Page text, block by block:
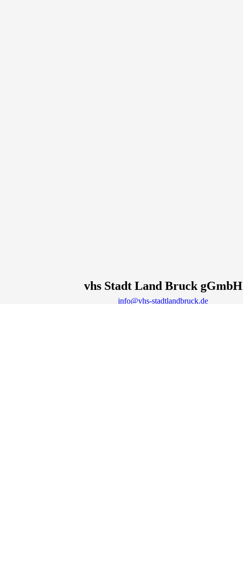
vhs Stadt Land Bruck gGmbH
info@vhs-stadtlandbruck.de